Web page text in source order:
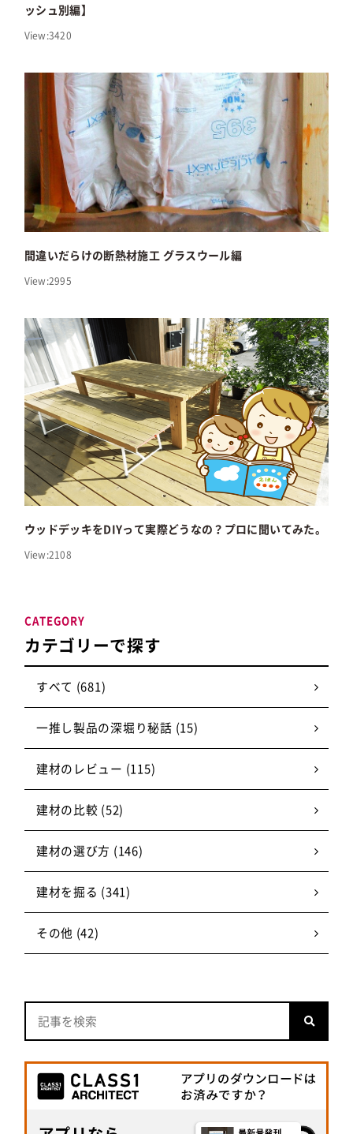
ッシュ別編】
View:3420
間違いだらけの断熱材施工 グラスウール編
View:2995
ウッドデッキをDIYって実際どうなの？プロに聞いてみた。
View:2108
カテゴリーで探す
CATEGORY
すべて (681)
一推し製品の深堀り秘話 (15)
建材のレビュー (115)
建材の比較 (52)
建材の選び方 (146)
建材を掘る (341)
その他 (42)